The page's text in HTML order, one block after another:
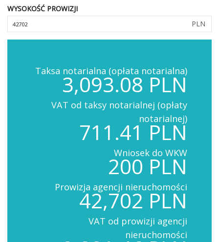
WYSOKOŚĆ PROWIZJI
PLN
Taksa notarialna (opłata notarialna)
3,093.08 PLN
VAT od taksy notarialnej (opłaty
notarialnej)
711.41 PLN
Wniosek do WKW
200 PLN
Prowizja agencji nieruchomości
42,702 PLN
VAT od prowizji agencji
nieruchomości